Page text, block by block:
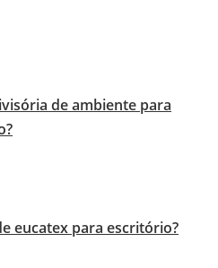
de ambiente para
eucatex para escritório?